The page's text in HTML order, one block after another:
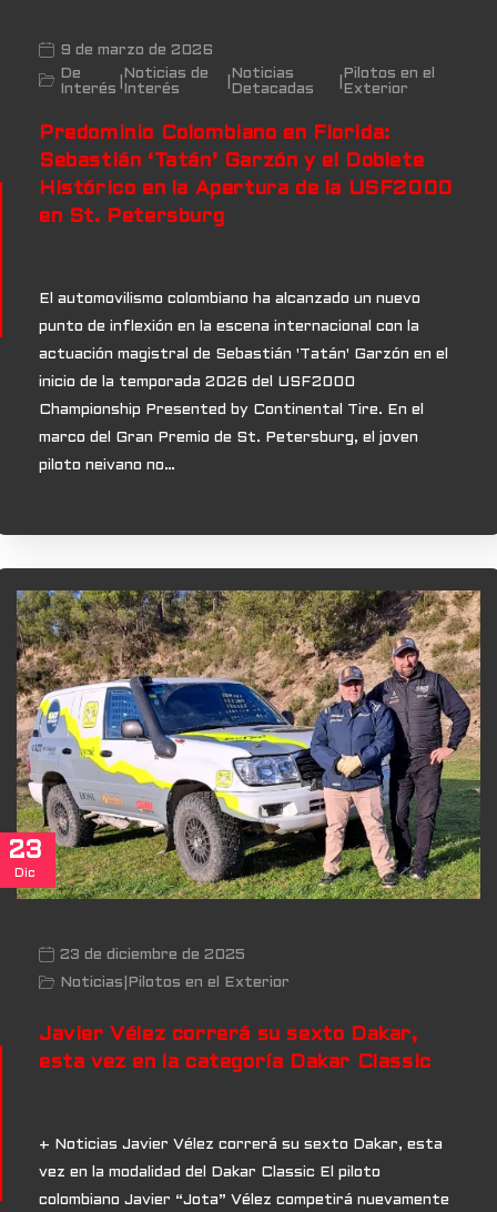
9 de marzo de 2026
De
Interés
Noticias de
Interés
Noticias
Detacadas
Pilotos en el
Exterior
Predominio Colombiano en Florida:
Sebastián ‘Tatán’ Garzón y el Doblete
Histórico en la Apertura de la USF2000
en St. Petersburg
El automovilismo colombiano ha alcanzado un nuevo
punto de inflexión en la escena internacional con la
actuación magistral de Sebastián 'Tatán' Garzón en el
inicio de la temporada 2026 del USF2000
Championship Presented by Continental Tire. En el
marco del Gran Premio de St. Petersburg, el joven
piloto neivano no…
23
Dic
23 de diciembre de 2025
Noticias
Pilotos en el Exterior
Javier Vélez correrá su sexto Dakar,
esta vez en la categoría Dakar Classic
+ Noticias Javier Vélez correrá su sexto Dakar, esta
vez en la modalidad del Dakar Classic El piloto
colombiano Javier “Jota” Vélez competirá nuevamente